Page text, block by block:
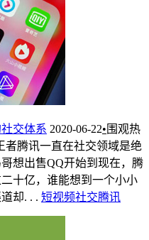
交体系 2020-06-22• 围观热
者腾讯一直在社交领域是绝
想出售QQ开始到现在，腾
十亿，谁能想到一个小小
却. . . 短视频社交腾讯